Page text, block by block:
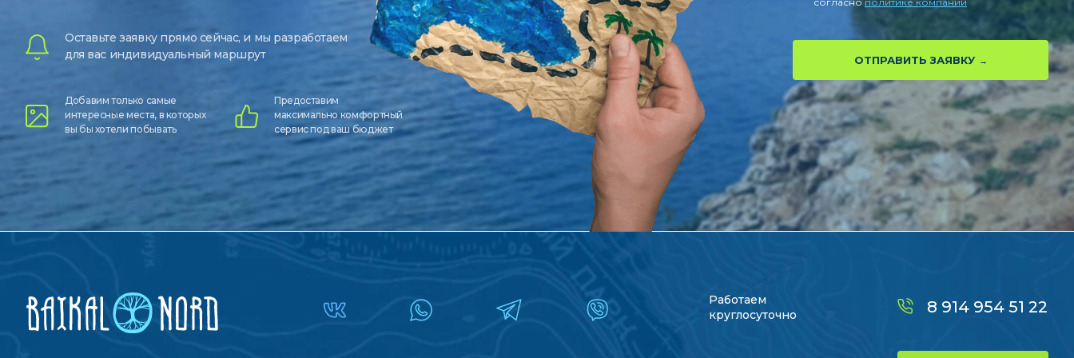
Оставьте заявку прямо сейчас, и мы разработаем
для вас индивидуальный маршрут
Добавим только самые
интересные места, в которых
вы бы хотели побывать
Предоставим
максимально комфортный
сервис под ваш бюджет
ОТПРАВИТЬ ЗАЯВКУ
Работаем
круглосуточно
8 914 954 51 22